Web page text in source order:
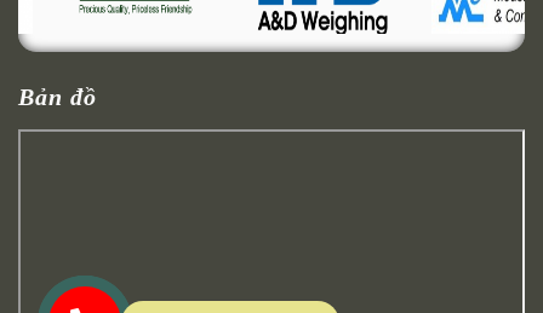
Bản đồ